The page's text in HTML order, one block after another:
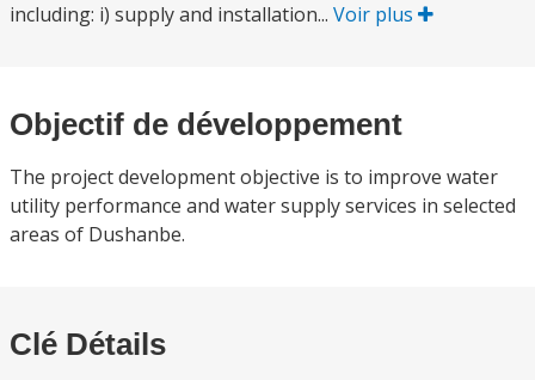
including: i) supply and installation... Voir plus
Objectif de développement
The project development objective is to improve water
utility performance and water supply services in selected
areas of Dushanbe.
Clé Détails